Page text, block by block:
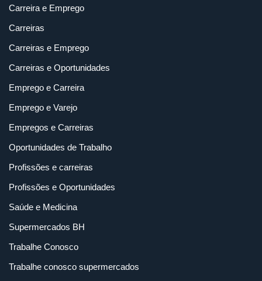
Carreira e Emprego
Carreiras
Carreiras e Emprego
Carreiras e Oportunidades
Emprego e Carreira
Emprego e Varejo
Empregos e Carreiras
Oportunidades de Trabalho
Profissões e carreiras
Profissões e Oportunidades
Saúde e Medicina
Supermercados BH
Trabalhe Conosco
Trabalhe conosco supermercados